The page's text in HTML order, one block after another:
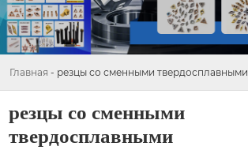
Главная - резцы со сменными твердосплавными
резцы со сменными
твердосплавными